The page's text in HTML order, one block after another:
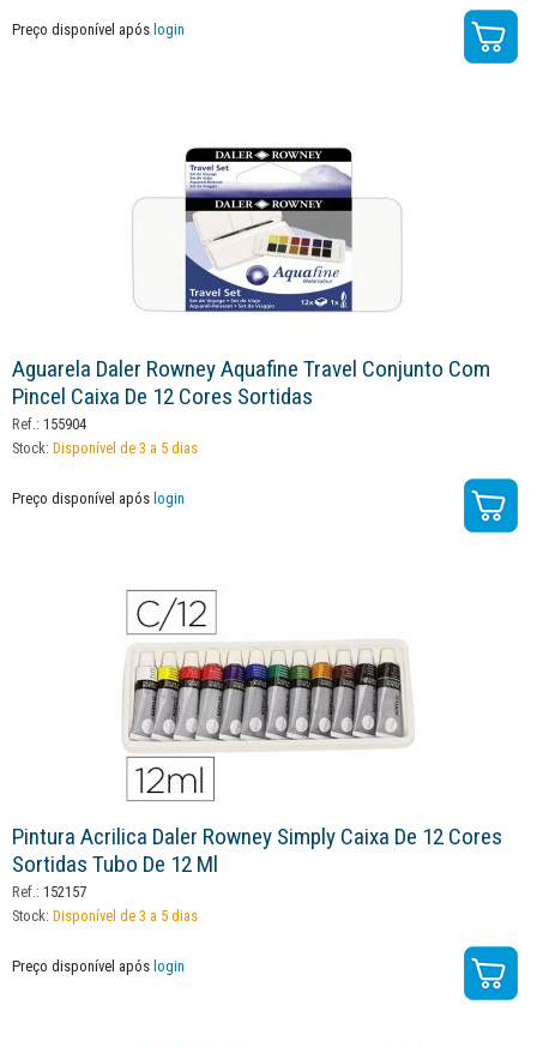
Preço disponível após login
Aguarela Daler Rowney Aquafine Travel Conjunto Com
Pincel Caixa De 12 Cores Sortidas
Ref.: 155904
Stock: Disponível de 3 a 5 dias
Preço disponível após login
Pintura Acrilica Daler Rowney Simply Caixa De 12 Cores
Sortidas Tubo De 12 Ml
Ref.: 152157
Stock: Disponível de 3 a 5 dias
Preço disponível após login